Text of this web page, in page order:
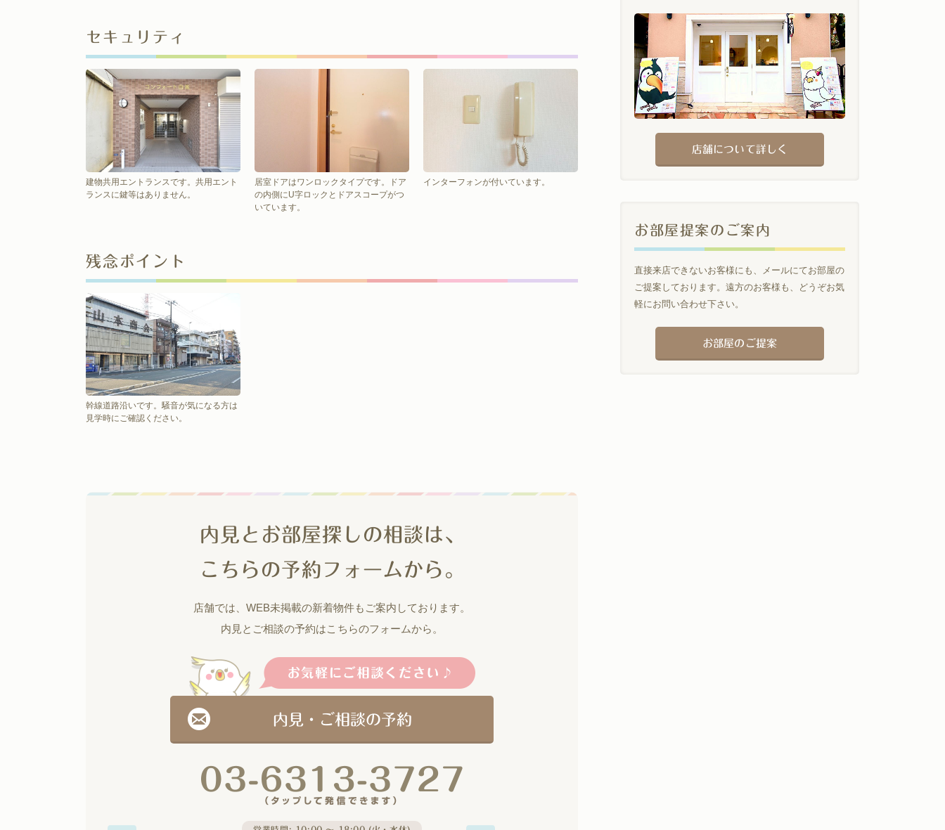
セキュリティ
建物共用エントランスです。共用エント
ランスに鍵等はありません。
居室ドアはワンロックタイプです。ドア
の内側にU字ロックとドアスコープがつ
いています。
インターフォンが付いています。
残念ポイント
幹線道路沿いです。騒音が気になる方は
見学時にご確認ください。
内見とお部屋探しの相談は、
こちらの予約フォームから。
店舗では、WEB未掲載の新着物件もご案内しております。
内見とご相談の予約はこちらのフォームから。
内見・ご相談の予約
店舗について詳しく
お部屋提案のご案内
直接来店できないお客様にも、メールにてお部屋の
ご提案しております。遠方のお客様も、どうぞお気
軽にお問い合わせ下さい。
お部屋のご提案